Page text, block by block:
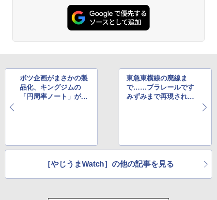
ボツ企画がまさかの製
品化、キングジムの
「円周率ノート」がロ
東急東横線の廃線ま
で……プラレールです
みずみまで再現された
［やじうまWatch］の他の記事を見る